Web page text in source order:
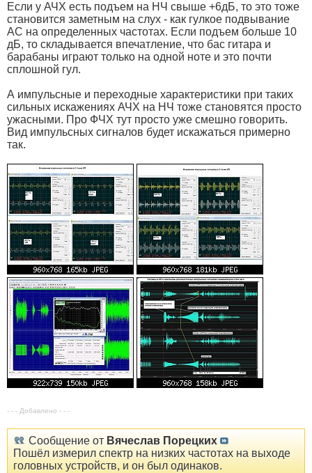
Если у АЧХ есть подъем на НЧ свыше +6дБ, то это тоже
становится заметным на слух - как гулкое подвывание
АС на определенных частотах. Если подъем больше 10
дБ, то складывается впечатление, что бас гитара и
барабаны играют только на одной ноте и это почти
сплошной гул.
А импульсные и переходные характеристики при таких
сильных искажениях АЧХ на НЧ тоже становятся просто
ужасными. Про ФЧХ тут просто уже смешно говорить.
Вид импульсных сигналов будет искажаться примерно
так.
- - - Добавлено - - -
Сообщение от Вячеслав Порецких
Пошёл измерил спектр на низких частотах на выходе
головных устройств, и он был одинаков.